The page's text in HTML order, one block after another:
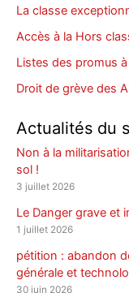
La classe
Accès à la Hors
Listes des promus
Droit de grève des
Actualités du
Non à la
sol !
3 juillet 2026
Le Danger grave et
1 juillet 2026
pétition : abandon
générale et
30 juin 2026